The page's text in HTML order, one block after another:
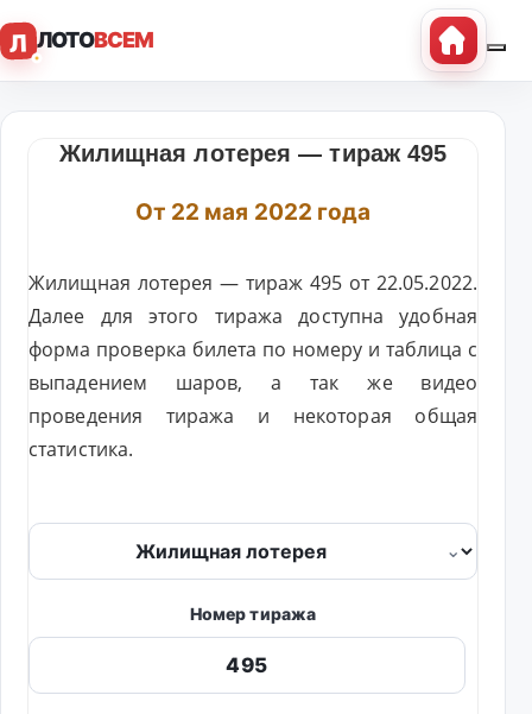
Л ЛОТОВСЕМ
Жилищная лотерея — тираж 495
От 22 мая 2022 года
Жилищная лотерея — тираж 495 от 22.05.2022.
Далее для этого тиража доступна удобная
форма проверка билета по номеру и таблица с
выпадением шаров, а так же видео
проведения тиража и некоторая общая
статистика.
Номер тиража